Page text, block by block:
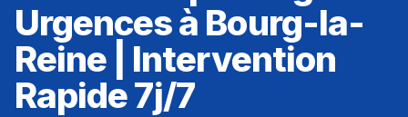
Urgences à Bourg-la-
Reine | Intervention
Rapide 7j/7